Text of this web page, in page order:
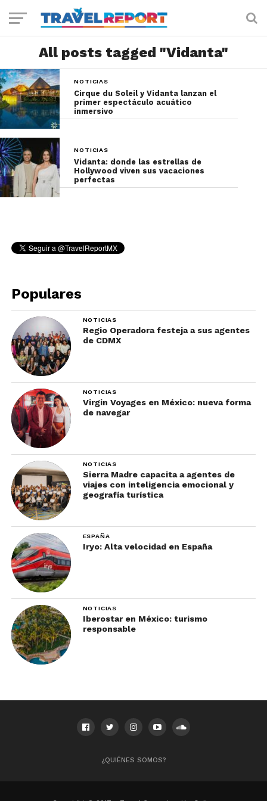
All posts tagged "Vidanta"
NOTICIAS
Cirque du Soleil y Vidanta lanzan el
primer espectáculo acuático
inmersivo
NOTICIAS
Vidanta: donde las estrellas de
Hollywood viven sus vacaciones
perfectas
Populares
NOTICIAS
Regio Operadora festeja a sus agentes
de CDMX
NOTICIAS
Virgin Voyages en México: nueva forma
de navegar
NOTICIAS
Sierra Madre capacita a agentes de
viajes con inteligencia emocional y
geografía turística
ESPAÑA
Iryo: Alta velocidad en España
NOTICIAS
Iberostar en México: turismo
responsable
¿QUIÉNES SOMOS?